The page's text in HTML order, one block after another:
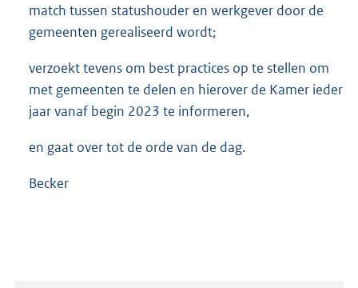
match tussen statushouder en werkgever door de
gemeenten gerealiseerd wordt;
verzoekt tevens om best practices op te stellen om
met gemeenten te delen en hierover de Kamer ieder
jaar vanaf begin 2023 te informeren,
en gaat over tot de orde van de dag.
Becker